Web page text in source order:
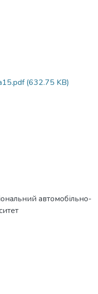
(632.75 KB)
автомобільно-